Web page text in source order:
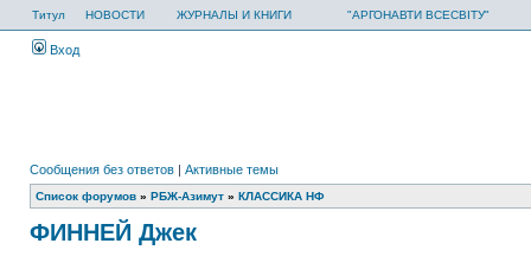
Титул НОВОСТИ ЖУРНАЛЫ И КНИГИ "АРГОНАВТИ ВСЕСВІТУ"
Вход
Сообщения без ответов | Активные темы
Список форумов » РБЖ-Азимут » КЛАССИКА НФ
ФИННЕЙ Джек